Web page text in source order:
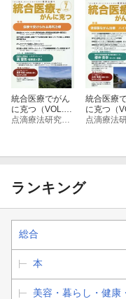
統合医療でがん
に克つ（VOL.19
3）
統合医療
に克つ（
7）
ランキング
総合
本
美容・暮らし・健康